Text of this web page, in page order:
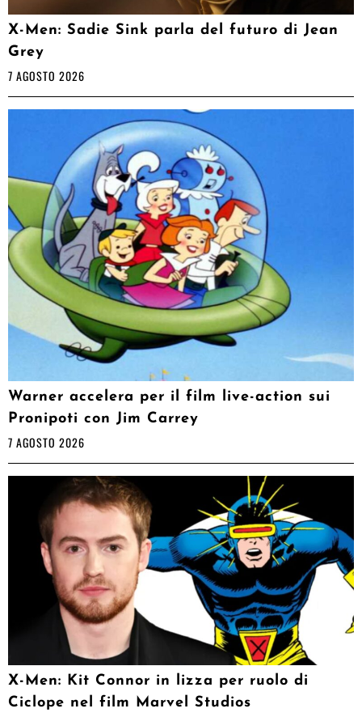
X-Men: Sadie Sink parla del futuro di Jean
Grey
7 AGOSTO 2026
Warner accelera per il film live-action sui
Pronipoti con Jim Carrey
7 AGOSTO 2026
X-Men: Kit Connor in lizza per ruolo di
Ciclope nel film Marvel Studios